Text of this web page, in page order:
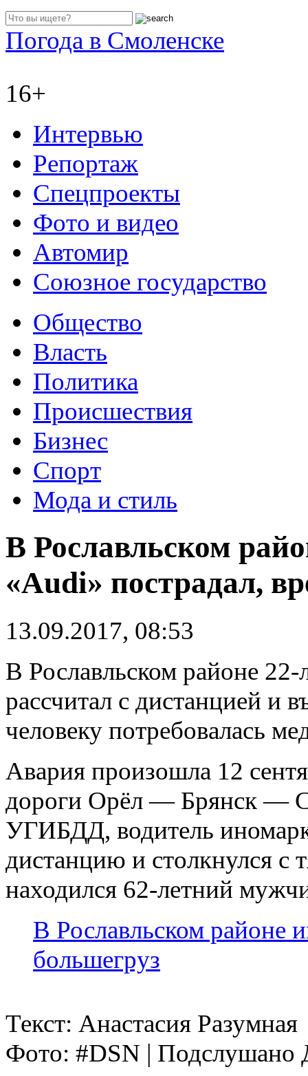
Погода в Смоленске
16+
Интервью
Репортаж
Спецпроекты
Фото и видео
Автомир
Союзное государство
Общество
Власть
Политика
Происшествия
Бизнес
Спорт
Мода и стиль
В Рославльском
«Audi» пострадал,
13.09.2017, 08:53
В Рославльском районе
рассчитал с дистанцией
человеку потребовалась
Авария произошла 12
дороги Орёл — Брянск —
УГИБДД, водитель
дистанцию и столкнулся с
находился 62-летний
В Рославльском районе
большегруз
Текст: Анастасия Разумная
Фото: #DSN | Подслушано